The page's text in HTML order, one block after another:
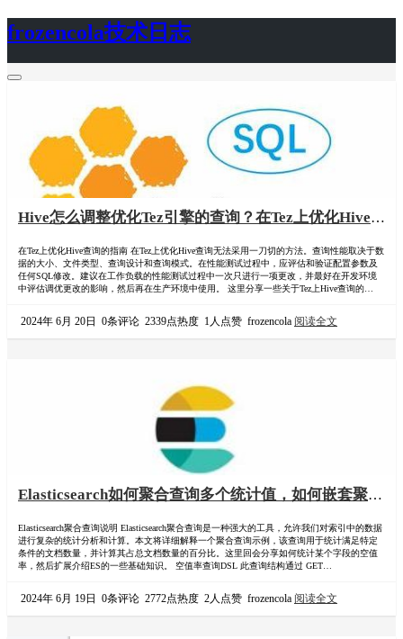
frozencola技术日志
Hive怎么调整优化Tez引擎的查询？在Tez上优化Hive
在Tez上优化Hive查询的指南 在Tez上优化Hive查询无法采用一刀切的方法。查询性能取决于数
据的大小、文件类型、查询设计和查询模式。在性能测试过程中，应评估和验证配置参数及
任何SQL修改。建议在工作负载的性能测试过程中一次只进行一项更改，并最好在开发环境
中评估调优更改的影响，然后再在生产环境中使用。 这里分享一些关于Tez上Hive查询的基本
2024年 6月 20日 0条评论 2339点热度 1人点赞 frozencola 阅读全文
Elasticsearch如何聚合查询多个统计值，如何嵌套聚
法是怎么样的？
Elasticsearch聚合查询说明 Elasticsearch聚合查询是一种强大的工具，允许我们对索引中的数据
进行复杂的统计分析和计算。本文将详细解释一个聚合查询示例，该查询用于统计满足特定
条件的文档数量，并计算其占总文档数量的百分比。这里回会分享如何统计某个字段的空值
率，然后扩展介绍ES的一些基础知识。 空值率查询DSL 此查询结构通过 GET
2024年 6月 19日 0条评论 2772点热度 2人点赞 frozencola 阅读全文